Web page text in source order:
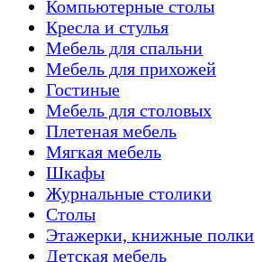
Компьютерные столы
Кресла и стулья
Мебель для спальни
Мебель для прихожей
Гостиные
Мебель для столовых
Плетеная мебель
Мягкая мебель
Шкафы
Журнальные столики
Столы
Этажерки, книжные полки
Детская мебель